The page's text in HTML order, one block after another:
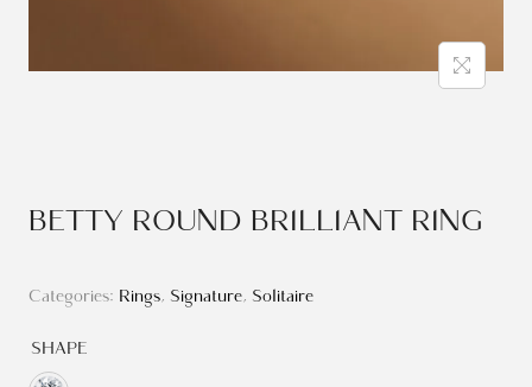
BETTY ROUND BRILLIANT RING
Categories: Rings, Signature, Solitaire
SHAPE